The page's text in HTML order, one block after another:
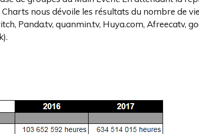
Charts nous dévoile les résultats du nombre de
Panda.tv, quanmin.tv, Huya.com, Afreecatv,